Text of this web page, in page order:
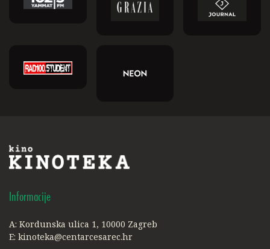
Informacije
A: Kordunska ulica 1, 10000 Zagreb
E: kinoteka@centarcesarec.hr